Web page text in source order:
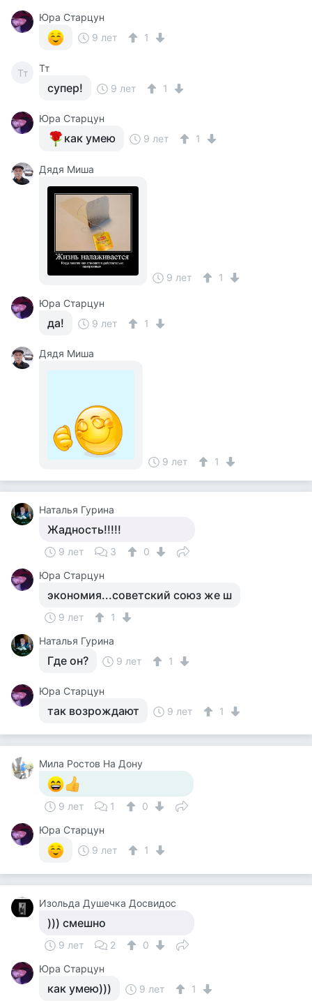
Юра Старцун
9 лет
1
Тт Тт
супер! 9 лет 1
Юра Старцун
как умею 9 лет 1
Дядя Миша
9 лет 1
Юра Старцун
да! 9 лет 1
Дядя Миша
9 лет 1
Наталья Гурина
Жадность!!!!!
9 лет 3
0
Юра Старцун
экономия...советский союз же ш
9 лет
1
Наталья Гурина
Где он? 9 лет 1
Юра Старцун
так возрождают 9 лет 1
Мила Ростов На Дону
9 лет 1
0
Юра Старцун
9 лет
1
Изольда Душечка Досвидос
))) смешно
9 лет 2
0
Юра Старцун
как умею))) 9 лет 1